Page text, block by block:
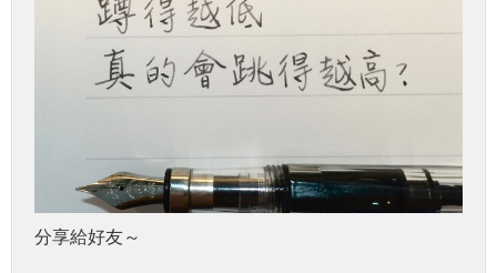
分享給好友～